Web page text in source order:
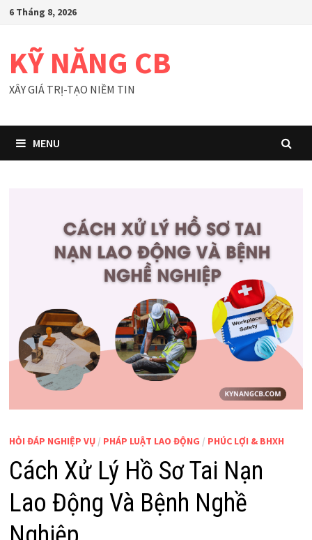
Skip
content
6 Tháng 8, 2026
KỸ NĂNG CB
XÂY GIÁ TRỊ-TẠO NIỀM TIN
MENU
HỎI ĐÁP NGHIỆP VỤ/ PHÁP LUẬT LAO ĐỘNG / PHÚC LỢI & BHXH
Cách Xử Lý Hồ Sơ Tai Nạn
Lao Động Và Bệnh Nghề